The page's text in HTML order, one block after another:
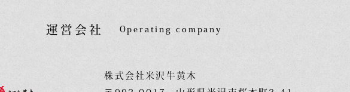
運営会社 Operating company
株式会社米沢牛黄木